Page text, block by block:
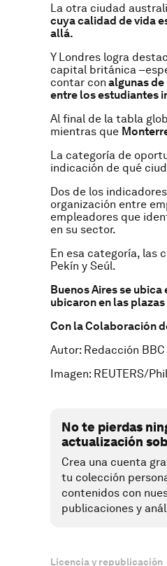
La otra ciudad
cuya calidad de vida
allá.
Y Londres logra
capital británica
contar con algunas
entre los estudiantes
Al final de la tabla
mientras que
La categoría de
indicación de qué
Dos de los
organización entre
empleadores que
en su sector.
En esa categoría, las
Pekín y Seúl.
Buenos Aires se
ubicaron en las plazas
Con la Colaboración
Autor: Redacción
Imagen: REUTERS/
No te pierdas
actualización
Crea una cuenta
tu colección
contenidos con
publicaciones y
Licencia y republicación